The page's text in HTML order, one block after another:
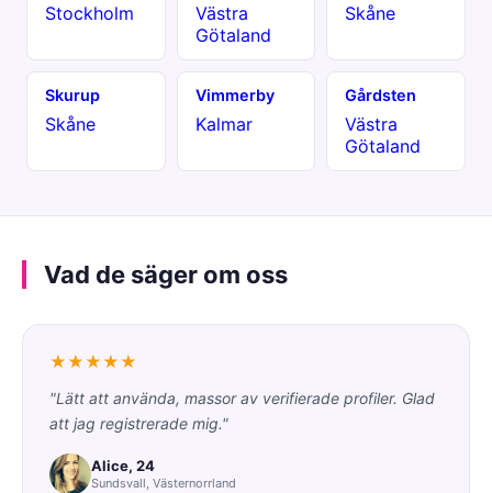
Stockholm
Västra
Götaland
Skåne
Skurup
Skåne
Vimmerby
Kalmar
Gårdsten
Västra
Götaland
Vad de säger om oss
★★★★★
"Lätt att använda, massor av verifierade profiler. Glad
att jag registrerade mig."
Alice, 24
Sundsvall, Västernorrland